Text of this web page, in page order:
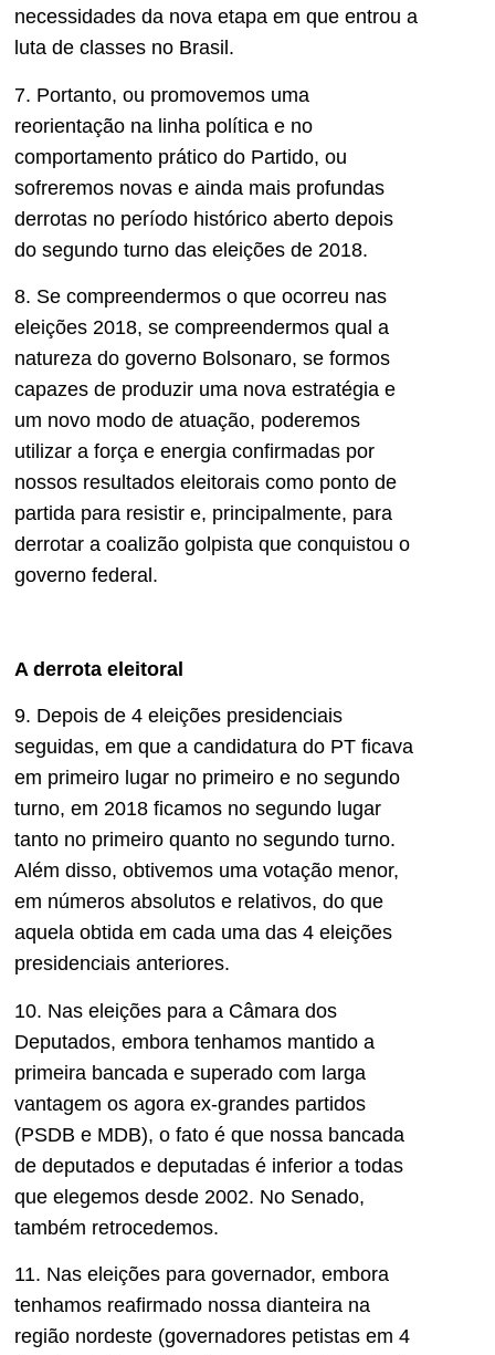
necessidades da nova etapa em que entrou a
luta de classes no Brasil.
7. Portanto, ou promovemos uma
reorientação na linha política e no
comportamento prático do Partido, ou
sofreremos novas e ainda mais profundas
derrotas no período histórico aberto depois
do segundo turno das eleições de 2018.
8. Se compreendermos o que ocorreu nas
eleições 2018, se compreendermos qual a
natureza do governo Bolsonaro, se formos
capazes de produzir uma nova estratégia e
um novo modo de atuação, poderemos
utilizar a força e energia confirmadas por
nossos resultados eleitorais como ponto de
partida para resistir e, principalmente, para
derrotar a coalizão golpista que conquistou o
governo federal.
A derrota eleitoral
9. Depois de 4 eleições presidenciais
seguidas, em que a candidatura do PT ficava
em primeiro lugar no primeiro e no segundo
turno, em 2018 ficamos no segundo lugar
tanto no primeiro quanto no segundo turno.
Além disso, obtivemos uma votação menor,
em números absolutos e relativos, do que
aquela obtida em cada uma das 4 eleições
presidenciais anteriores.
10. Nas eleições para a Câmara dos
Deputados, embora tenhamos mantido a
primeira bancada e superado com larga
vantagem os agora ex-grandes partidos
(PSDB e MDB), o fato é que nossa bancada
de deputados e deputadas é inferior a todas
que elegemos desde 2002. No Senado,
também retrocedemos.
11. Nas eleições para governador, embora
tenhamos reafirmado nossa dianteira na
região nordeste (governadores petistas em 4